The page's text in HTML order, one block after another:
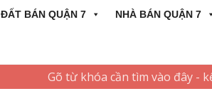
ĐẤT BÁN QUẬN 7 NHÀ BÁN QUẬN 7